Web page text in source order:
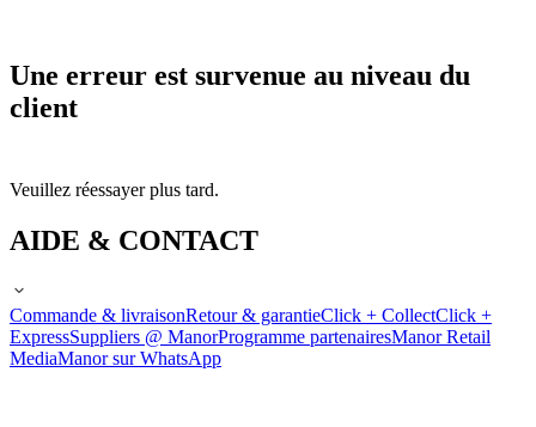
Une erreur est survenue au niveau du
client
Veuillez réessayer plus tard.
AIDE & CONTACT
Commande & livraisonRetour & garantieClick + CollectClick +
ExpressSuppliers @ ManorProgramme partenairesManor Retail
MediaManor sur WhatsApp